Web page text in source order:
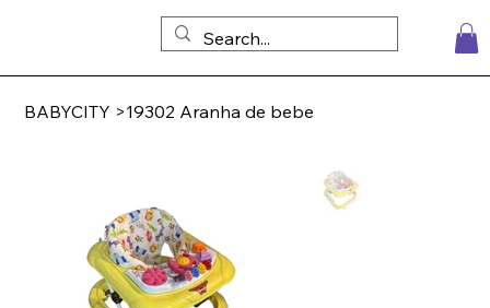
BABYCITY >19302 Aranha de bebe